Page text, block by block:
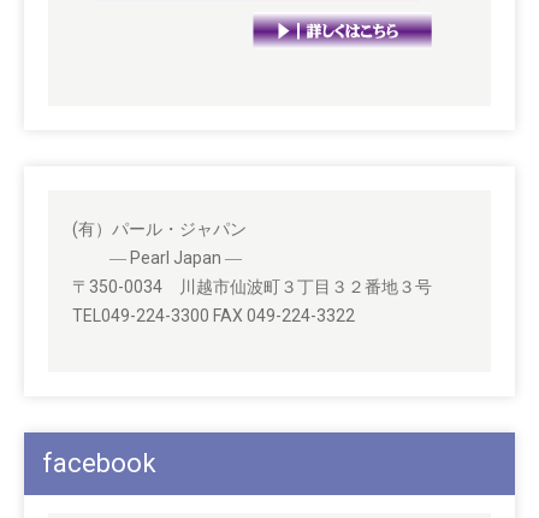
(有）パール・ジャパン
― Pearl Japan ―
〒350-0034 川越市仙波町３丁目３２番地３号
TEL049-224-3300 FAX 049-224-3322
facebook